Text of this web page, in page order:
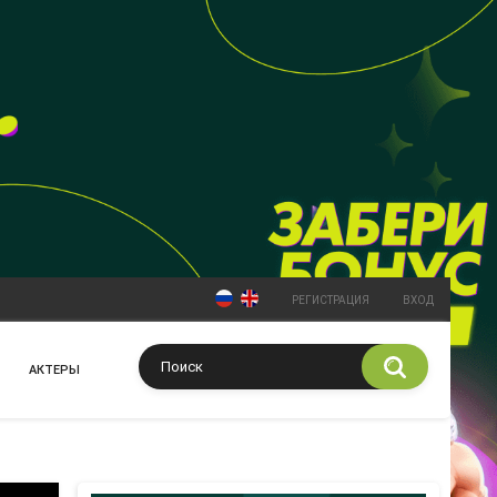
РЕГИСТРАЦИЯ ВХОД
АКТЕРЫ